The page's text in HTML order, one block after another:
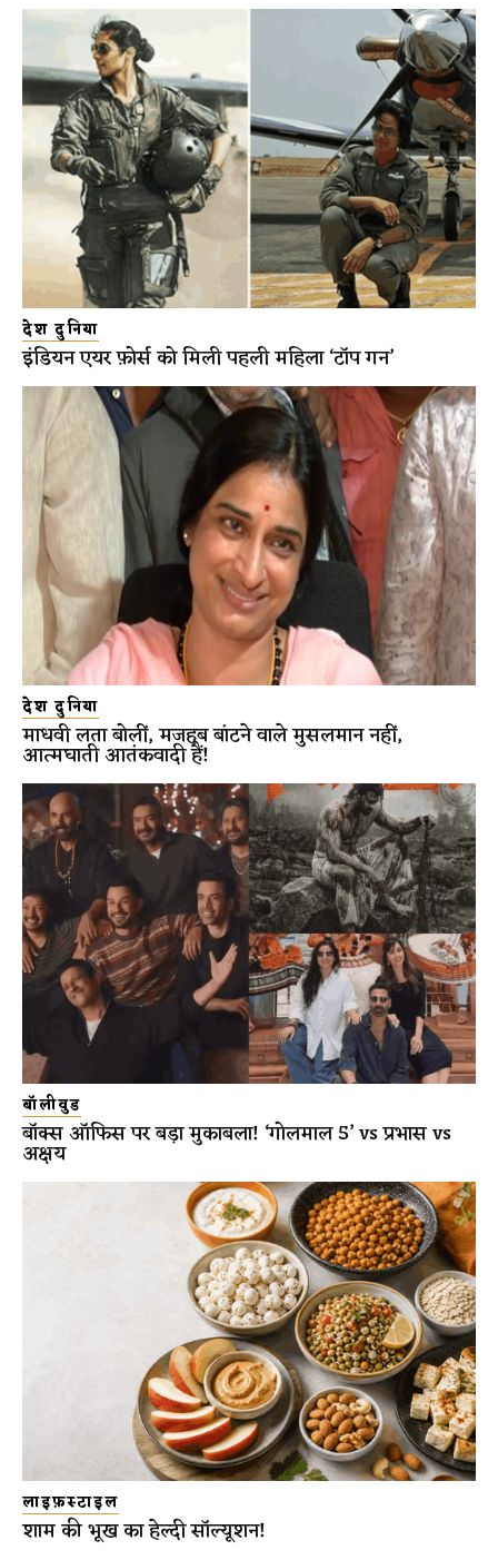
देश दुनिया
इंडियन एयर फ़ोर्स को मिली पहली महिला ‘टॉप गन’
देश दुनिया
माधवी लता बोलीं, मजहब बांटने वाले मुसलमान नहीं,
आत्मघाती आतंकवादी हैं!
बॉलीवुड
बॉक्स ऑफिस पर बड़ा मुकाबला! ‘गोलमाल 5’ vs प्रभास vs
अक्षय
लाइफ़स्टाइल
शाम की भूख का हेल्दी सॉल्यूशन!